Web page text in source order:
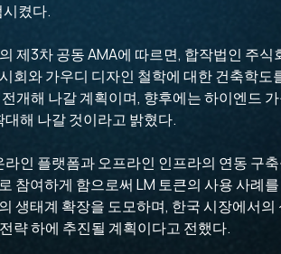
켰다.
제3차 공동 AMA에 따르면, 합작법인 주식
회와 가우디 디자인 철학에 대한 건축학도
개해 나갈 계획이며, 향후에는 하이엔드
해 나갈 것이라고 밝혔다.
인 플랫폼과 오프라인 인프라의 연동 구
참여하게 함으로써 LM 토큰의 사용 사례
생태계 확장을 도모하며, 한국 시장에서
략 하에 추진될 계획이다고 전했다.